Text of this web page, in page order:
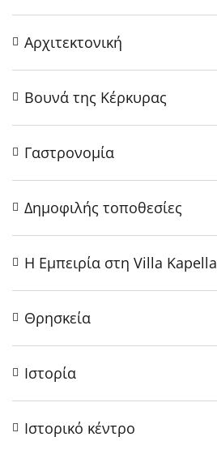
Αρχιτεκτονική
Βουνά της Κέρκυρας
Γαστρονομία
Δημοφιλής τοποθεσίες
Η Εμπειρία στη Villa Kapella
Θρησκεία
Ιστορία
Ιστορικό κέντρο